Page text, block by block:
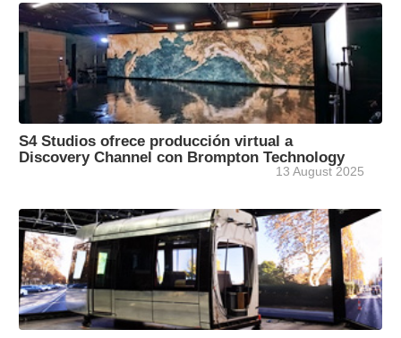
S4 Studios ofrece producción virtual a
Discovery Channel con Brompton Technology
13 August 2025